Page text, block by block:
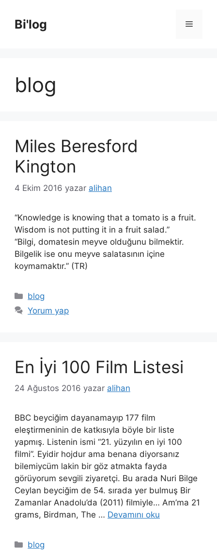
Bi'log Menü
blog
Miles Beresford
Kington
4 Ekim 2016 yazar alihan
“Knowledge is knowing that a tomato is a fruit.
Wisdom is not putting it in a fruit salad.”
“Bilgi, domatesin meyve olduğunu bilmektir.
Bilgelik ise onu meyve salatasının içine
koymamaktır.” (TR)
Kategoriler
blog
Yorum yap
En İyi 100 Film Listesi
24 Ağustos 2016 yazar alihan
BBC beyciğim dayanamayıp 177 film
eleştirmeninin de katkısıyla böyle bir liste
yapmış. Listenin ismi “21. yüzyılın en iyi 100
filmi”. Eyidir hojdur ama benana diyorsanız
bilemiycüm lakin bir göz atmakta fayda
görüyorum sevgili ziyaretçi. Bu arada Nuri Bilge
Ceylan beyciğim de 54. sırada yer bulmuş Bir
Zamanlar Anadolu’da (2011) filmiyle… Am’ma 21
grams, Birdman, The … Devamını oku
Kategoriler
blog